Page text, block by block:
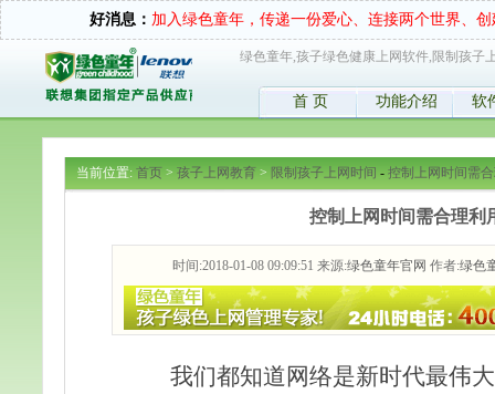
好消息： 加入绿色童年，传递一份爱心、连接两个世界、
绿色童年,孩子绿色健康上网软件,限制孩子
首 页 功能介绍 软
当前位置: 首页> 孩子上网教育> 限制孩子上网时间 - 控制上网时间需
控制上网时间需合理利
时间:2018-01-08 09:09:51 来源:绿色童年官网 作者:绿色
我们都知道网络是新时代最伟大